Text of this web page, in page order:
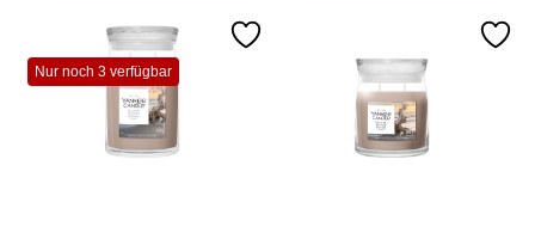
Nur noch 3 verfügbar